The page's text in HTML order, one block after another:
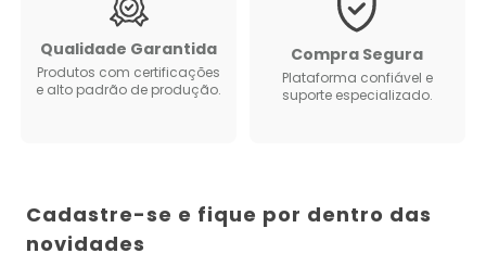
Qualidade Garantida
Produtos com certificações
e alto padrão de produção.
Compra Segura
Plataforma confiável e
suporte especializado.
Cadastre-se e fique por dentro das
novidades